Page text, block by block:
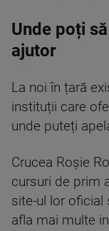
Unde poți
ajutor
La noi în țară
instituții care
unde puteți
Crucea Roșie
cursuri de prim
site-ul lor oficial
afla mai multe